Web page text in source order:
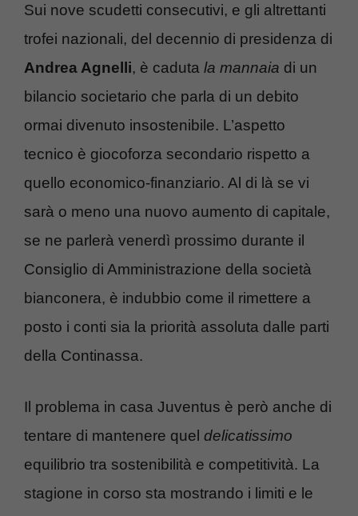
Sui nove scudetti consecutivi, e gli altrettanti
trofei nazionali, del decennio di presidenza di
Andrea Agnelli, è caduta la mannaia di un
bilancio societario che parla di un debito
ormai divenuto insostenibile. L’aspetto
tecnico è giocoforza secondario rispetto a
quello economico-finanziario. Al di là se vi
sarà o meno una nuovo aumento di capitale,
se ne parlerà venerdì prossimo durante il
Consiglio di Amministrazione della società
bianconera, è indubbio come il rimettere a
posto i conti sia la priorità assoluta dalle parti
della Continassa.
Il problema in casa Juventus è però anche di
tentare di mantenere quel delicatissimo
equilibrio tra sostenibilità e competitività. La
stagione in corso sta mostrando i limiti e le